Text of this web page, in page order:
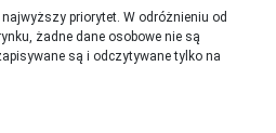
priorytet. W odróżnieniu od
żadne dane osobowe nie są
są i odczytywane tylko na